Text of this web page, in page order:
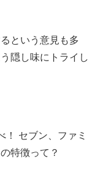
という意見も多
隠し味にトライし
！ セブン、ファミ
特徴って？